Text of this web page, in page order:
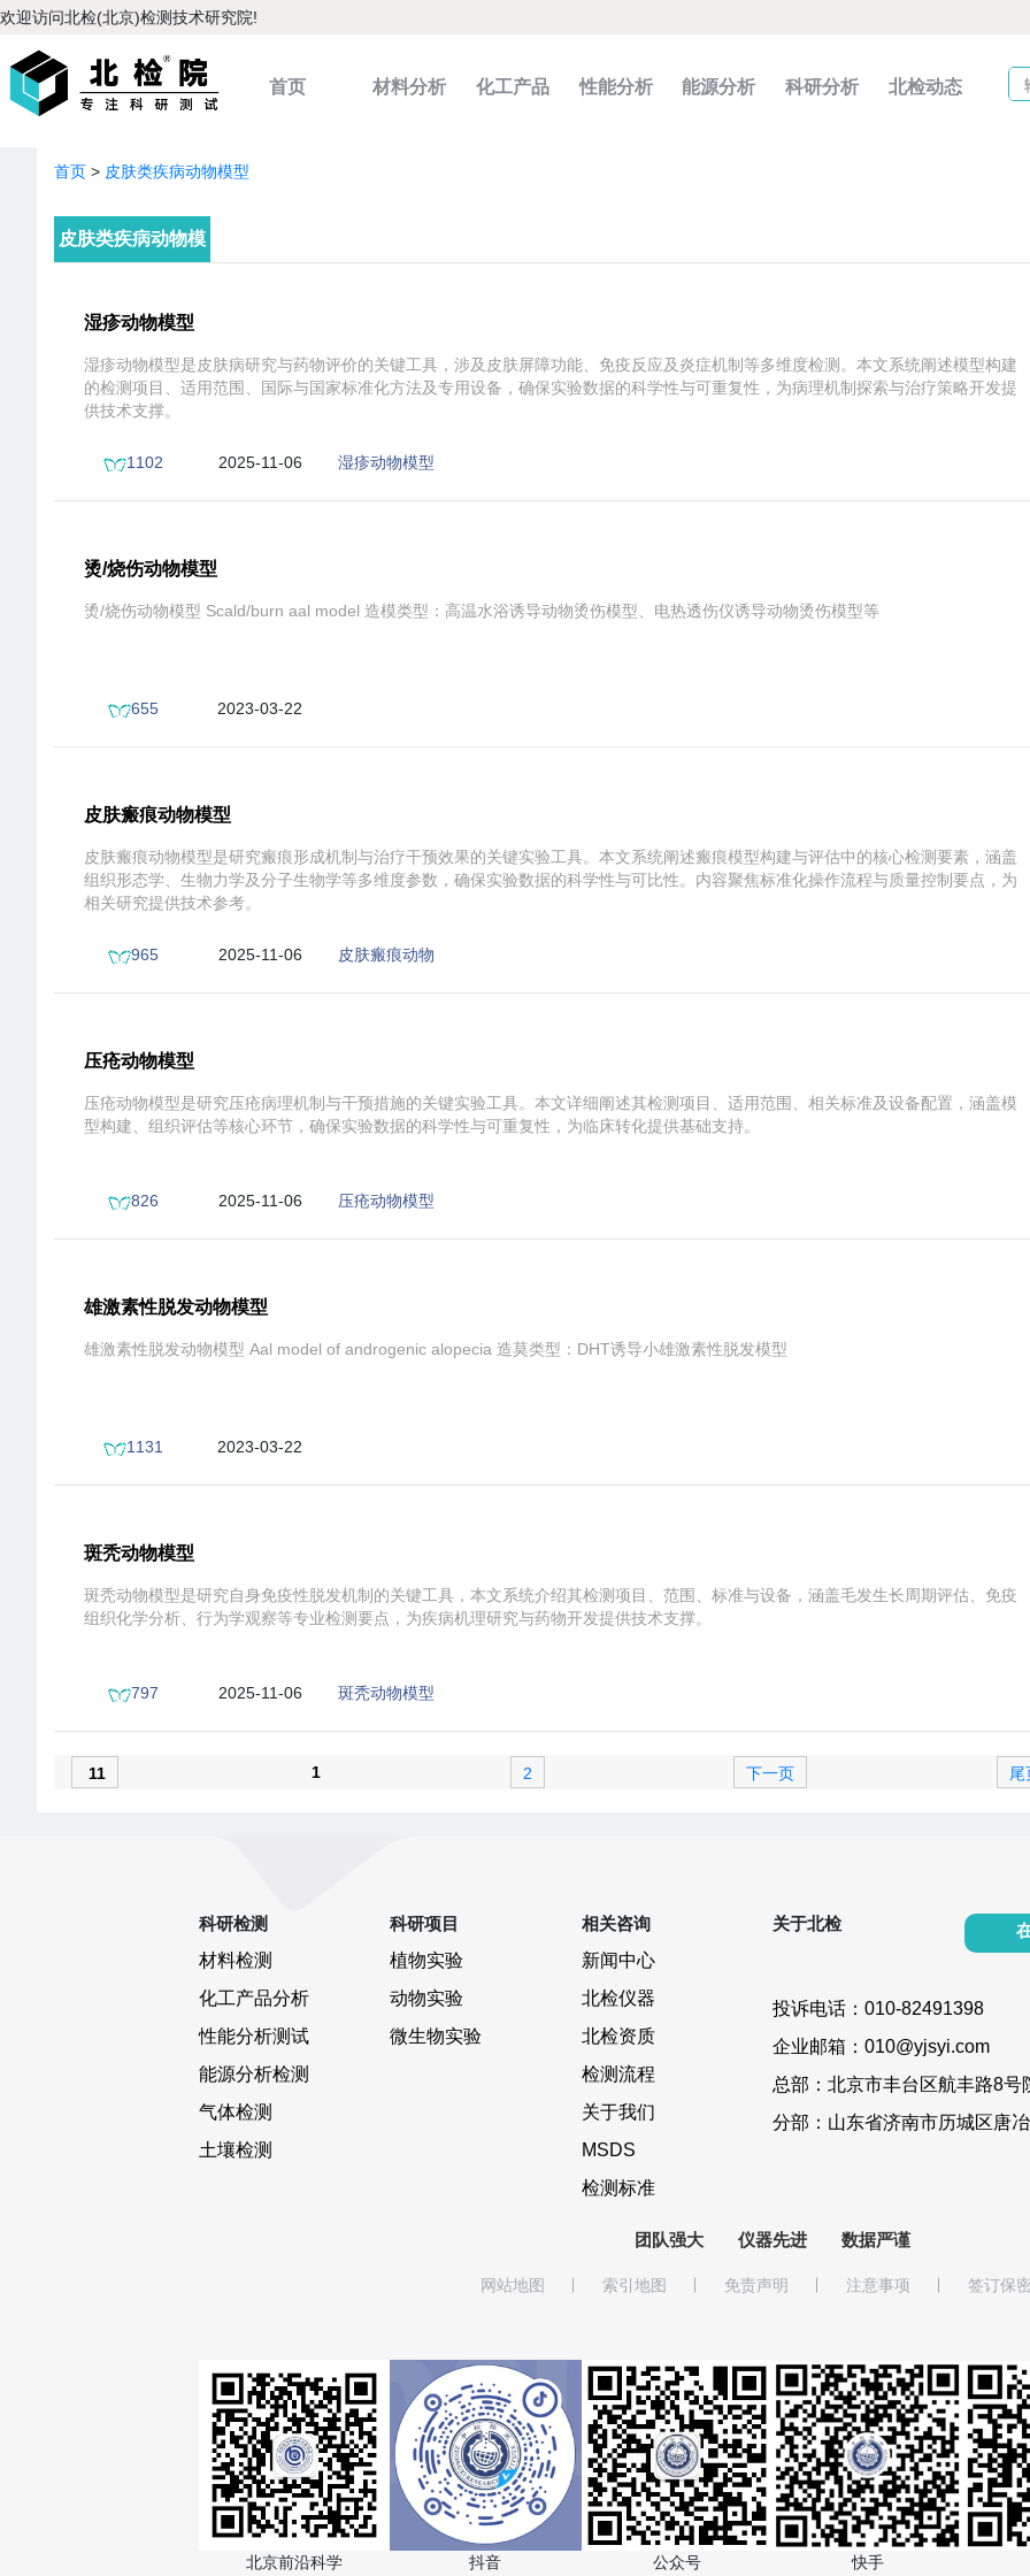
欢迎访问北检(北京)检测技术研究院!
首页 材料分析 化工产品 性能分析 能源分析 科研分析 北检动态
首页 > 皮肤类疾病动物模型
皮肤类疾病动物模
湿疹动物模型
湿疹动物模型是皮肤病研究与药物评价的关键工具，涉及皮肤屏障功能、免疫反应及炎症机制等多维度检测。本文系统阐述模型构建
的检测项目、适用范围、国际与国家标准化方法及专用设备，确保实验数据的科学性与可重复性，为病理机制探索与治疗策略开发提
供技术支撑。
1102
2025-11-06
湿疹动物模型
烫/烧伤动物模型
烫/烧伤动物模型 Scald/burn aal model 造模类型：高温水浴诱导动物烫伤模型、电热透伤仪诱导动物烫伤模型等
655
2023-03-22
皮肤瘢痕动物模型
皮肤瘢痕动物模型是研究瘢痕形成机制与治疗干预效果的关键实验工具。本文系统阐述瘢痕模型构建与评估中的核心检测要素，涵盖
组织形态学、生物力学及分子生物学等多维度参数，确保实验数据的科学性与可比性。内容聚焦标准化操作流程与质量控制要点，为
相关研究提供技术参考。
965
2025-11-06
皮肤瘢痕动物
压疮动物模型
压疮动物模型是研究压疮病理机制与干预措施的关键实验工具。本文详细阐述其检测项目、适用范围、相关标准及设备配置，涵盖模
型构建、组织评估等核心环节，确保实验数据的科学性与可重复性，为临床转化提供基础支持。
826
2025-11-06
压疮动物模型
雄激素性脱发动物模型
雄激素性脱发动物模型 Aal model of androgenic alopecia 造莫类型：DHT诱导小雄激素性脱发模型
1131
2023-03-22
斑秃动物模型
斑秃动物模型是研究自身免疫性脱发机制的关键工具，本文系统介绍其检测项目、范围、标准与设备，涵盖毛发生长周期评估、免疫
组织化学分析、行为学观察等专业检测要点，为疾病机理研究与药物开发提供技术支撑。
797
2025-11-06
斑秃动物模型
11 1 2 下一页 尾
科研检测
材料检测
化工产品分析
性能分析测试
能源分析检测
气体检测
土壤检测
科研项目
植物实验
动物实验
微生物实验
相关咨询
新闻中心
北检仪器
北检资质
检测流程
关于我们
MSDS
检测标准
关于北检
投诉电话：010-82491398
企业邮箱：010@yjsyi.com
总部：北京市丰台区航丰路8号
分部：山东省济南市历城区唐
团队强大 仪器先进 数据严谨
网站地图 索引地图 免责声明 注意事项 签订保
北京前沿科学 抖音 公众号 快手